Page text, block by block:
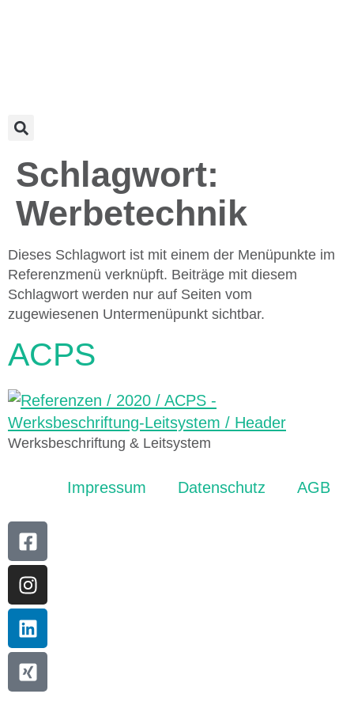
Schlagwort:
Werbetechnik
Dieses Schlagwort ist mit einem der Menüpunkte im
Referenzmenü verknüpft. Beiträge mit diesem
Schlagwort werden nur auf Seiten vom
zugewiesenen Untermenüpunkt sichtbar.
ACPS
Werksbeschriftung & Leitsystem
Impressum Datenschutz AGB